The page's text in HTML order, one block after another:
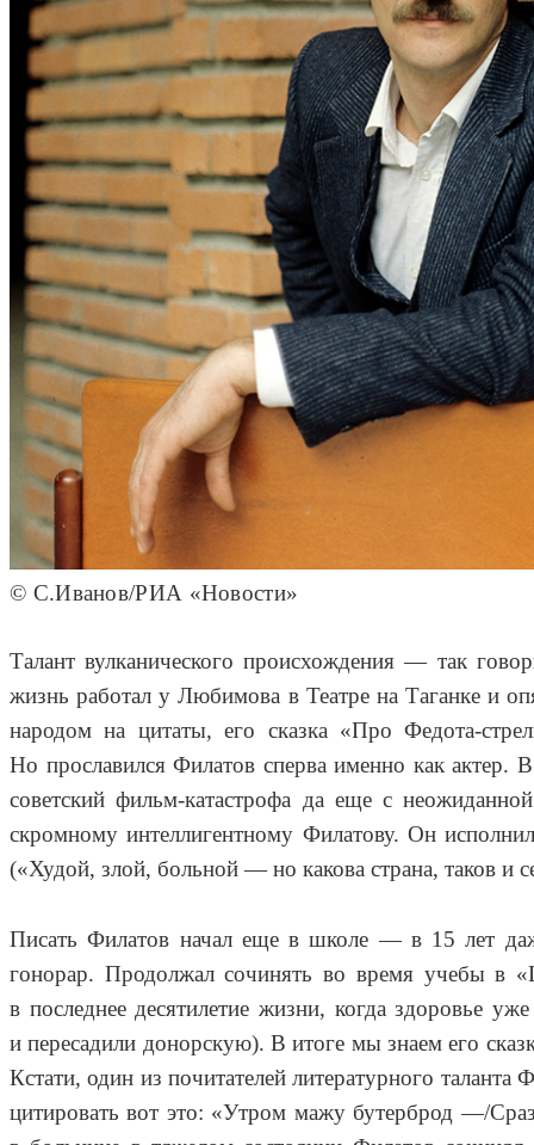
© С.Иванов/РИА «Новости»
Талант вулканического происхождения — так
жизнь работал у Любимова в Театре на Таганке и
народом на цитаты, его сказка «Про Федота-
Но прославился Филатов сперва именно как
советский фильм-катастрофа да еще с
скромному интеллигентному Филатову. Он
(«Худой, злой, больной — но какова страна, таков
Писать Филатов начал еще в школе — в 15 лет
гонорар. Продолжал сочинять во время учебы в
в последнее десятилетие жизни, когда здоровье
и пересадили донорскую). В итоге мы знаем его
Кстати, один из почитателей литературного
цитировать вот это: «Утром мажу бутерброд —/